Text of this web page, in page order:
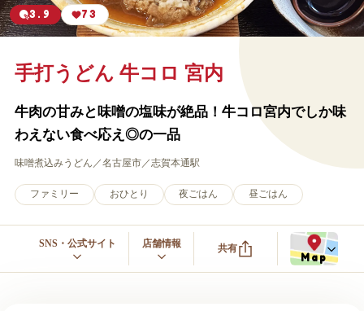
3.9 73
手打うどん 牛コロ 宮内
牛肉の甘みと味噌の塩味が絶品！牛コロ宮内でしか味
わえない食べ応え◎の一品
味噌煮込みうどん 名古屋市 志賀本通駅
ファミリー おひとり 夜ごはん 昼ごはん
SNS・公式サイト 店舗情報 共有
Map